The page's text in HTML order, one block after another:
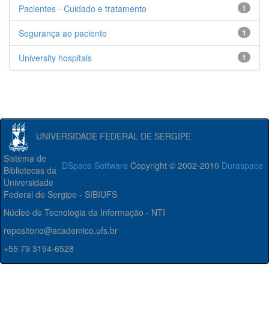
1
Pacientes - Cuidado e tratamento
1
Segurança ao paciente
1
University hospitals
UNIVERSIDADE FEDERAL DE SERGIPE
DSpace Software Copyright © 2002-2010 Duraspace
Sistema de
Bibliotecas da
Universidade
Federal de Sergipe - SIBIUFS
Núcleo de Tecnologia da Informação - NTI
repositorio@academico.ufs.br
+55 79 3194-6528